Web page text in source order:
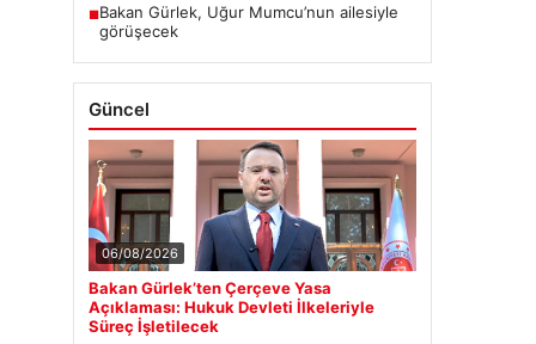
■Bakan Gürlek, Uğur Mumcu’nun ailesiyle
görüşecek
Güncel
06/08/2026
Bakan Gürlek’ten Çerçeve Yasa
Açıklaması: Hukuk Devleti İlkeleriyle
Süreç İşletilecek